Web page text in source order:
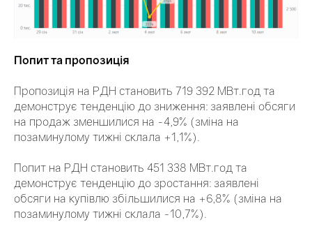
Попит та пропозиція
Пропозиція на РДН становить 719 392 МВт.год та
демонструє тенденцію до зниження: заявлені обсяги
на продаж зменшилися на -4,9% (зміна на
позаминулому тижні склала +1,1%).
Попит на РДН становить 451 338 МВт.год та
демонструє тенденцію до зростання: заявлені
обсяги на купівлю збільшилися на +6,8% (зміна на
позаминулому тижні склала -10,7%).